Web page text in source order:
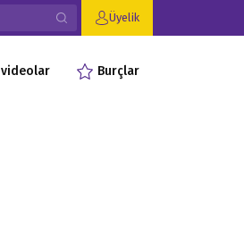
Üyelik
videolar Burçlar